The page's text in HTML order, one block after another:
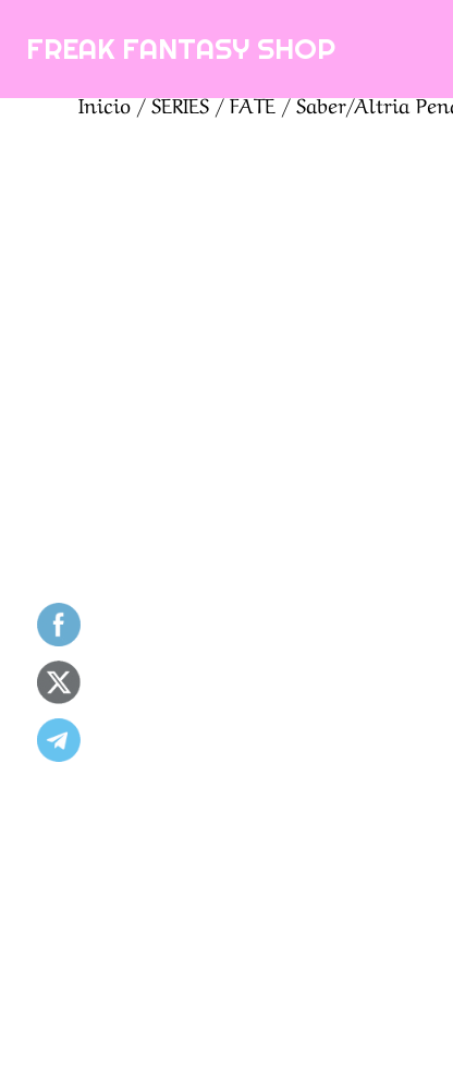
contenido
FREAK FANTASY SHOP
Inicio/SERIES/FATE/ Saber/Altria